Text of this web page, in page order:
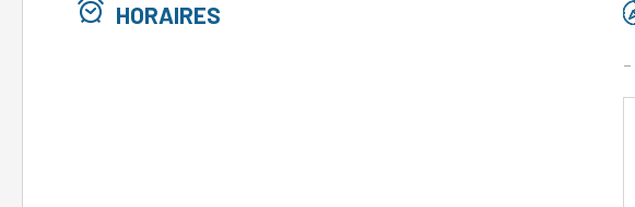
HORAIRES
-